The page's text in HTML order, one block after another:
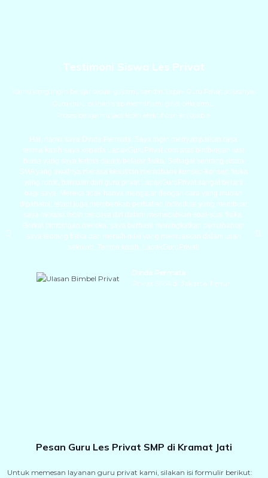
Testimoni Siswa Les Privat
Kamu yang ingin belajar sesuai gayamu sendiri, Lapak Guru Privat solusinya!
Guru-guru pilihan siap memahami gaya belajarmu.
Proses belajarmu jadi lebih efektif dan enjoyable.
Hai, nama saya Dinda Permata. Saya ingin menyampaikan rasa
terima kasih saya kepada LapakGuruPrivat.com atas bimbingan luar
biasa yang saya terima dalam belajar fisika. Sebagai seorang siswa
SMA yang awalnya merasa kesulitan memahami konsep-konsep fisika
yang rumit, bantuan dari guru privat LapakGuruPrivat sangat berarti
bagi saya. Mereka tidak hanya mengajar dengan cara yang mudah
dipahami, tetapi juga memberikan perhatian individual yang membuat
saya merasa lebih percaya diri dalam memecahkan soal-soal fisika.
Berkat bimbingan mereka, saya berhasil meningkatkan pemahaman
saya tentang fisika dan meraih nilai yang memuaskan dalam ujian
sekolah. Terima kasih, LapakGuruPrivat!
Dinda Permata
Privat SMA di Jakarta Timur
Pesan Guru Les Privat SMP di Kramat Jati
Untuk memesan layanan guru privat kami, silakan isi formulir berikut: